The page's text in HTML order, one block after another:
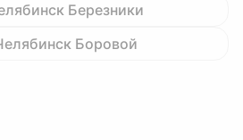
Березники
Боровой